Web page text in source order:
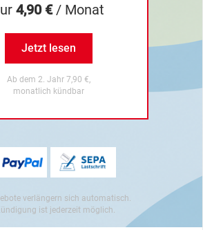
4,90 €/ Monat
Jetzt lesen
Ab dem 2. Jahr 7,90 €,
monatlich kündbar
verlängern sich automatisch.
ist jederzeit möglich.